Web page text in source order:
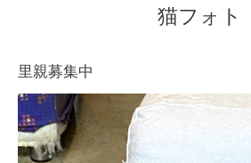
猫フォト
里親募集中